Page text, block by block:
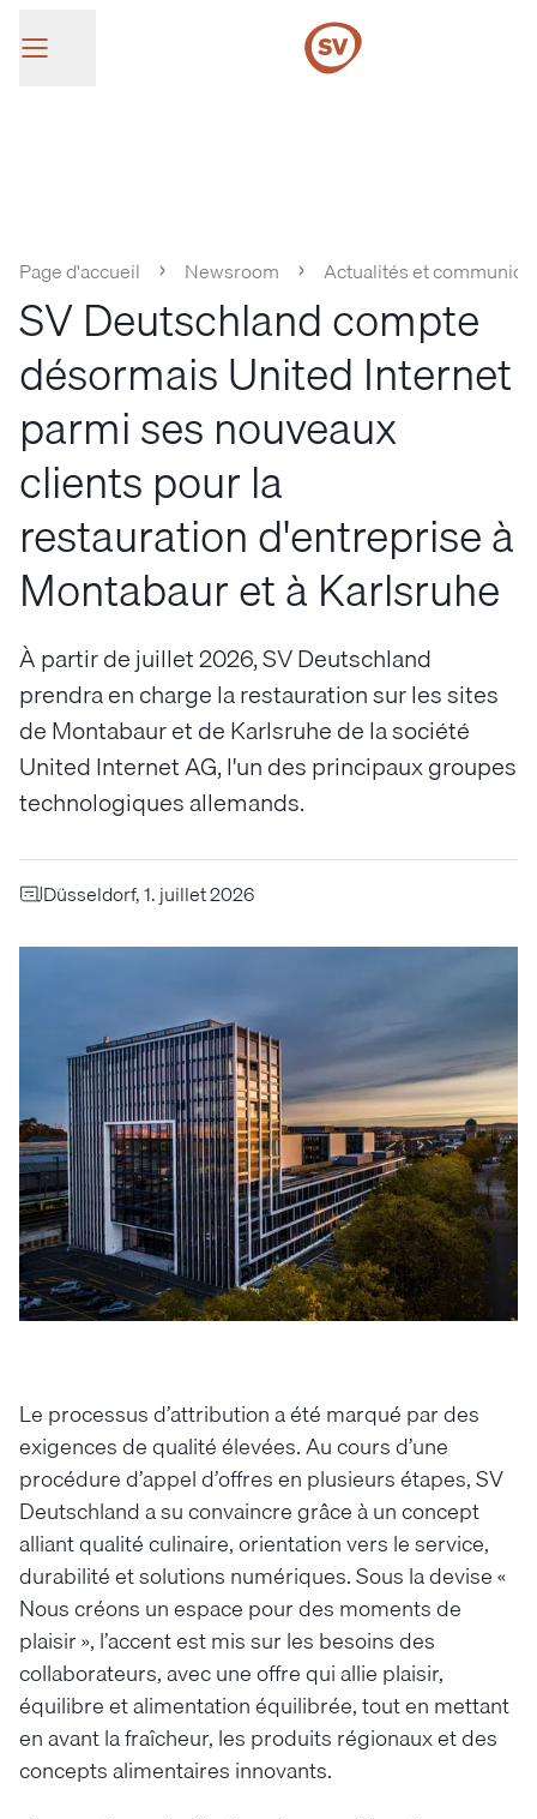
Page d'accueil Newsroom Actualités et
SV Deutschland compte
désormais United Internet
parmi ses nouveaux
clients pour la
restauration d'entreprise à
Montabaur et à Karlsruhe
À partir de juillet 2026, SV Deutschland
prendra en charge la restauration sur les sites
de Montabaur et de Karlsruhe de la société
United Internet AG, l'un des principaux groupes
technologiques allemands.
Düsseldorf, 1. juillet 2026
Le processus d’attribution a été marqué par des
exigences de qualité élevées. Au cours d’une
procédure d’appel d’offres en plusieurs étapes, SV
Deutschland a su convaincre grâce à un concept
alliant qualité culinaire, orientation vers le service,
durabilité et solutions numériques. Sous la devise «
Nous créons un espace pour des moments de
plaisir », l’accent est mis sur les besoins des
collaborateurs, avec une offre qui allie plaisir,
équilibre et alimentation équilibrée, tout en mettant
en avant la fraîcheur, les produits régionaux et des
concepts alimentaires innovants.